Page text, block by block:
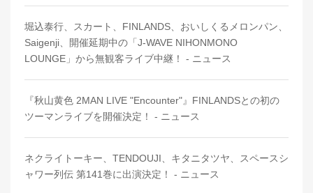
堀込泰行、スカート、FINLANDS、おいしくるメロンパン、
Saigenji、開催延期中の「J-WAVE NIHONMONO
LOUNGE」から無観客ライブ中継！ - ニュース
『秋山黄色 2MAN LIVE "Encounter"』FINLANDSとの初の
ツーマンライブを開催決定！ - ニュース
ネクライトーキー、TENDOUJI、キタニタツヤ、スペースシ
ャワー列伝 第141巻に出演決定！ - ニュース